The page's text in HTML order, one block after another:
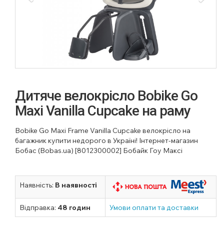
Дитяче велокрісло Bobike Go
Maxi Vanilla Cupcake на раму
Bobike Go Maxi Frame Vanilla Cupcake велокрісло на
багажник купити недорого в Україні! Інтернет-магазин
Бобас (Bobas.ua) [8012300002] Бобайк Гоу Максі
Наявність: В наявності
Відправка: 48 годин Умови оплати та доставки